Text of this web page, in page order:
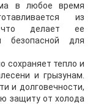
в любое время
из
что делает ее
безопасной для
сохраняет тепло и
и грызунам.
и долговечности,
защиту от холода